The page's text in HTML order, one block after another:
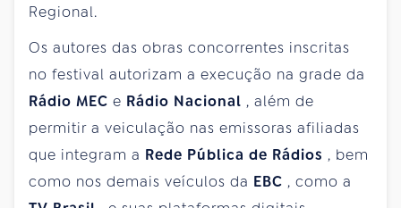
Regional.
Os autores das obras concorrentes inscritas
no festival autorizam a execução na grade da
Rádio MEC e Rádio Nacional , além de
permitir a veiculação nas emissoras afiliadas
que integram a Rede Pública de Rádios , bem
como nos demais veículos da EBC , como a